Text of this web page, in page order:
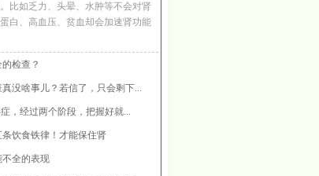
比如乏力、头晕、水肿等不会对肾
白、高血压、贫血却会加速肾功能
检查？
没啥事儿？若信了，只会剩下...
，经过两个阶段，把握好就...
饮食铁律！才能保住肾
不全的表现